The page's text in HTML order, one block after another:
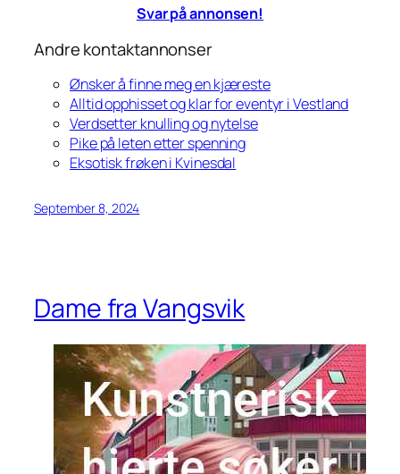
Svar på annonsen!
Andre kontaktannonser
Ønsker å finne meg en kjæreste
Alltid opphisset og klar for eventyr i Vestland
Verdsetter knulling og nytelse
Pike på leten etter spenning
Eksotisk frøken i Kvinesdal
September 8, 2024
Dame fra Vangsvik